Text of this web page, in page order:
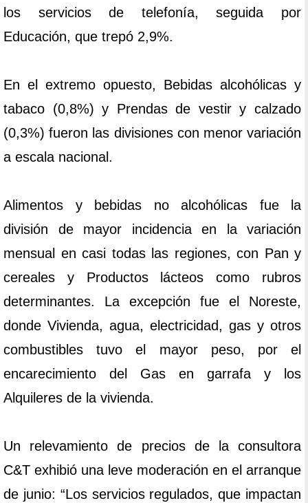
los servicios de telefonía, seguida por
Educación, que trepó 2,9%.
En el extremo opuesto, Bebidas alcohólicas y
tabaco (0,8%) y Prendas de vestir y calzado
(0,3%) fueron las divisiones con menor variación
a escala nacional.
Alimentos y bebidas no alcohólicas fue la
división de mayor incidencia en la variación
mensual en casi todas las regiones, con Pan y
cereales y Productos lácteos como rubros
determinantes. La excepción fue el Noreste,
donde Vivienda, agua, electricidad, gas y otros
combustibles tuvo el mayor peso, por el
encarecimiento del Gas en garrafa y los
Alquileres de la vivienda.
Un relevamiento de precios de la consultora
C&T exhibió una leve moderación en el arranque
de junio: “Los servicios regulados, que impactan